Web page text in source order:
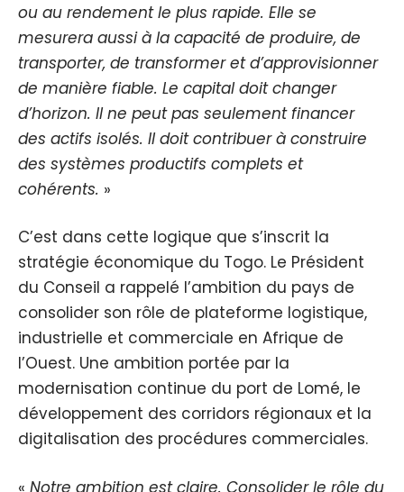
ou au rendement le plus rapide. Elle se
mesurera aussi à la capacité de produire, de
transporter, de transformer et d’approvisionner
de manière fiable. Le capital doit changer
d’horizon. Il ne peut pas seulement financer
des actifs isolés. Il doit contribuer à construire
des systèmes productifs complets et
cohérents. »
C’est dans cette logique que s’inscrit la
stratégie économique du Togo. Le Président
du Conseil a rappelé l’ambition du pays de
consolider son rôle de plateforme logistique,
industrielle et commerciale en Afrique de
l’Ouest. Une ambition portée par la
modernisation continue du port de Lomé, le
développement des corridors régionaux et la
digitalisation des procédures commerciales.
« Notre ambition est claire. Consolider le rôle du